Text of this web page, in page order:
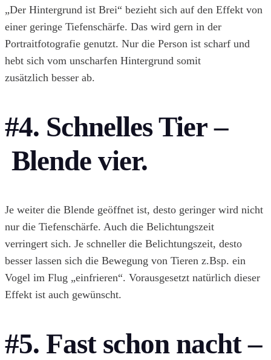
„Der Hintergrund ist Brei“ bezieht sich auf den Effekt von
einer geringe Tiefenschärfe. Das wird gern in der
Portraitfotografie genutzt. Nur die Person ist scharf und
hebt sich vom unscharfen Hintergrund somit
zusätzlich besser ab.
#4. Schnelles Tier –
Blende vier.
Je weiter die Blende geöffnet ist, desto geringer wird nicht
nur die Tiefenschärfe. Auch die Belichtungszeit
verringert sich. Je schneller die Belichtungszeit, desto
besser lassen sich die Bewegung von Tieren z.Bsp. ein
Vogel im Flug „einfrieren“. Vorausgesetzt natürlich dieser
Effekt ist auch gewünscht.
#5. Fast schon nacht –